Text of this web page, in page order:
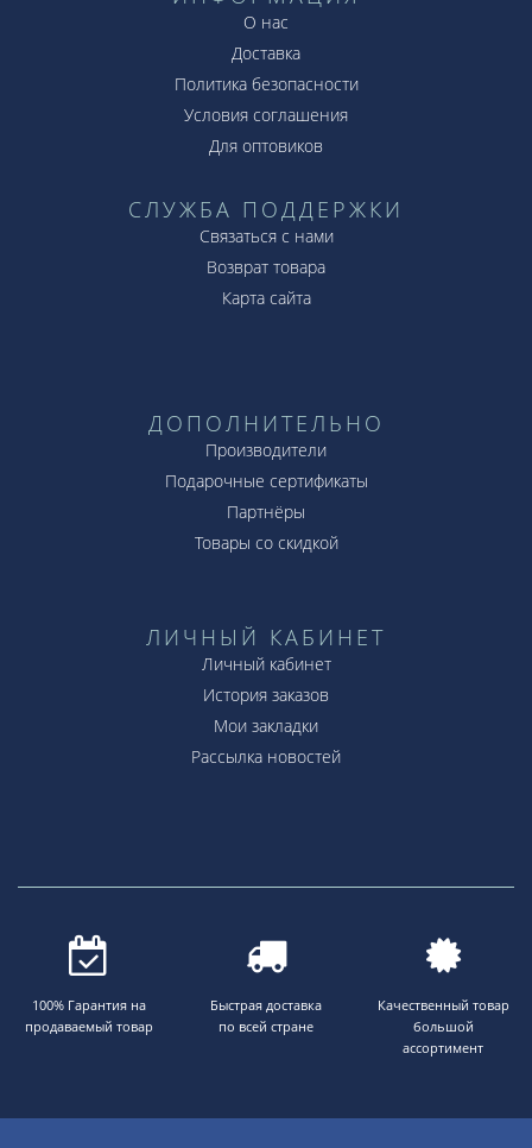
О нас
Доставка
Политика безопасности
Условия соглашения
Для оптовиков
СЛУЖБА ПОДДЕРЖКИ
Связаться с нами
Возврат товара
Карта сайта
ДОПОЛНИТЕЛЬНО
Производители
Подарочные сертификаты
Партнёры
Товары со скидкой
ЛИЧНЫЙ КАБИНЕТ
Личный кабинет
История заказов
Мои закладки
Рассылка новостей
100% Гарантия на
продаваемый товар
Быстрая доставка
по всей стране
Качественный товар
большой
ассортимент